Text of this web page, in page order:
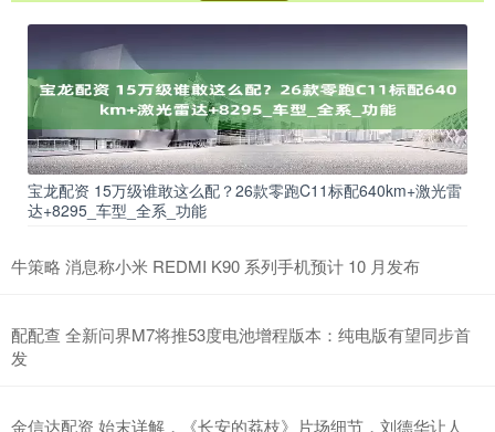
宝龙配资 15万级谁敢这么配？26款零跑C11标配640km+激光雷
达+8295_车型_全系_功能
牛策略 消息称小米 REDMI K90 系列手机预计 10 月发布
配配查 全新问界M7将推53度电池增程版本：纯电版有望同步首
发
金信达配资 始末详解，《长安的荔枝》片场细节，刘德华让人